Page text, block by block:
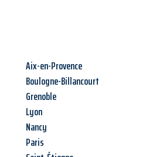
Aix-en-Provence
Boulogne-Billancourt
Grenoble
Lyon
Nancy
Paris